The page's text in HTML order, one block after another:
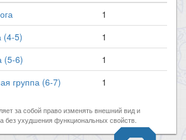
1
(4-5)
1
(5-6)
1
группа (6-7)
1
за собой право изменять внешний вид и
без ухудшения функциональных свойств.